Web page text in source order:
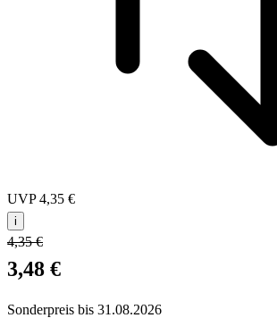
UVP4,35 €
i
4,35 €
3,48 €
Sonderpreis bis 31.08.2026